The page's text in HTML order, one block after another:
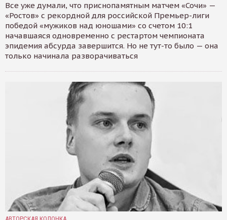
Все уже думали, что приснопамятным матчем «Сочи» —
«Ростов» с рекордной для российской Премьер-лиги
победой «мужиков над юношами» со счетом 10:1
начавшаяся одновременно с рестартом чемпионата
эпидемия абсурда завершится. Но не тут-то было — она
только начинала разворачиваться